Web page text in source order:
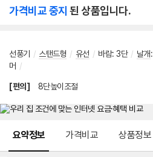
가격비교 중지 된 상품입니다.
선풍기 / 스탠드형 / 유선 / 바람: 3단 / 날개:
머 /
[편의] 8단높이조절
요약정보 가격비교 상품정보